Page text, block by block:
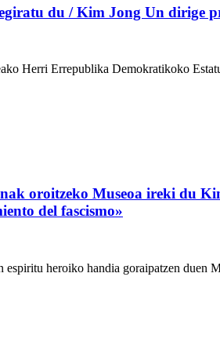
du / Kim Jong Un dirige
Herri Errepublika Demokratikoko
oroitzeko Museoa ireki du
del fascismo»
heroiko handia goraipatzen duen